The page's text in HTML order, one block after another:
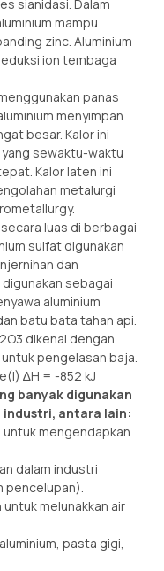
sianidasi. Dalam
mampu
zinc. Aluminium
ion tembaga
panas
menyimpan
besar. Kalor ini
yang sewaktu-waktu
Kalor laten ini
metalurgi
luas di berbagai
sulfat digunakan
dan
sebagai
aluminium
batu bata tahan api.
dikenal dengan
pengelasan baja.
∆H = -852 kJ
banyak digunakan
industri, antara lain:
untuk mengendapkan
dalam industri
untuk melunakkan air
pasta gigi,